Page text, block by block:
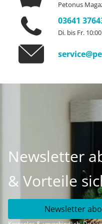
Petonus
03641
Di. bis Fr.
Newsletter
& Vorteile
Newsletter